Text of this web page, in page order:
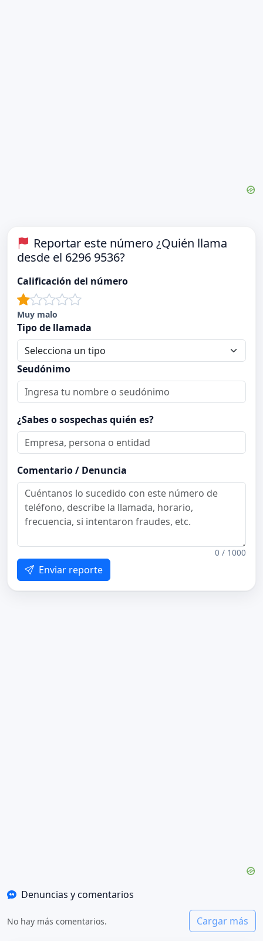
Reportar este número ¿Quién llama
desde el 6296 9536?
Calificación del número
Muy malo
Tipo de llamada
Seudónimo
¿Sabes o sospechas quién es?
Comentario / Denuncia
0 / 1000
Enviar reporte
Denuncias y comentarios
No hay más comentarios. Cargar más